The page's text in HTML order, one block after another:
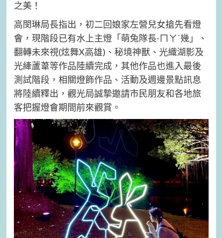
之美！
高閔琳局長指出，初二回娘家左營兒女搶先看燈
會，現階段已有水上主燈「萌兔隊長-ㄇㄚˊ幾」、
翻轉未來視(炫舞X高雄)、秘境神獸、光織湖影及
光縴蘆葦等作品陸續完成，其他作品也進入最後
測試階段，相關燈飾作品、活動及週邊景點訊息
將陸續釋出，觀光局誠摯邀請市民朋友和各地旅
客把握燈會期間前來觀賞。